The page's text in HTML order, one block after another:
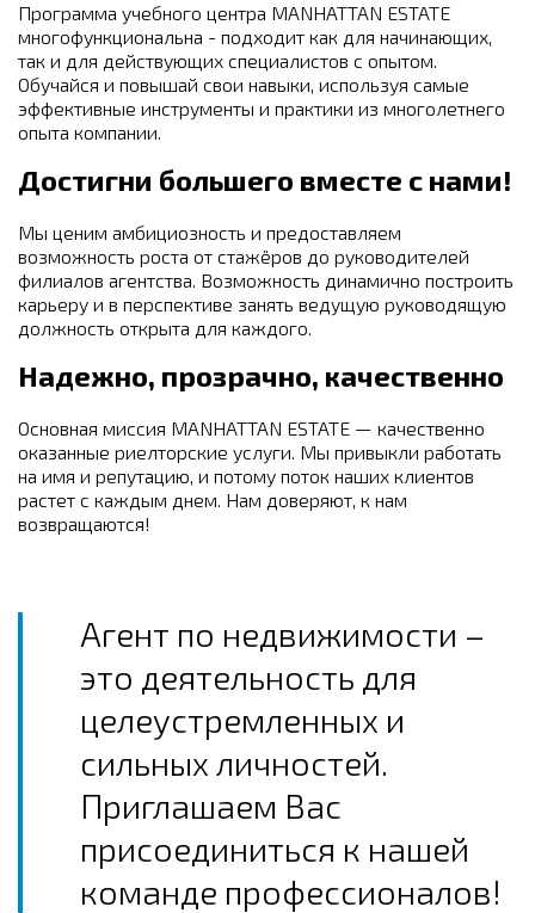
Программа учебного центра MANHATTAN ESTATE
многофункциональна - подходит как для начинающих,
так и для действующих специалистов с опытом.
Обучайся и повышай свои навыки, используя самые
эффективные инструменты и практики из многолетнего
опыта компании.
Достигни большего вместе с нами!
Мы ценим амбициозность и предоставляем
возможность роста от стажёров до руководителей
филиалов агентства. Возможность динамично построить
карьеру и в перспективе занять ведущую руководящую
должность открыта для каждого.
Надежно, прозрачно, качественно
Основная миссия MANHATTAN ESTATE — качественно
оказанные риелторские услуги. Мы привыкли работать
на имя и репутацию, и потому поток наших клиентов
растет с каждым днем. Нам доверяют, к нам
возвращаются!
Агент по недвижимости –
это деятельность для
целеустремленных и
сильных личностей.
Приглашаем Вас
присоединиться к нашей
команде профессионалов!